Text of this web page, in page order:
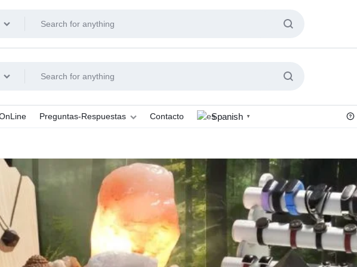
Hierro
de Agua
Sobre Electronites
Pedidos y Formas de Pago
Preguntas-Respuestas Contacto Spanish ▼